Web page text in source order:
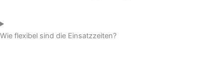
Wie flexibel sind die Einsatzzeiten?